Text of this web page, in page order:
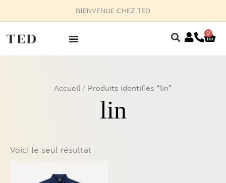
BIENVENUE CHEZ TED
0
Accueil / Produits identifiés “lin”
lin
Voici le seul résultat